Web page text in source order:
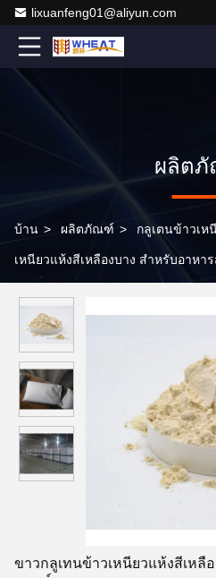
lixuanfeng01@aliyun.com
ผลิต
บ้าน > ผลิตภัณฑ์ > กลูเตนข้าวเห
เหนียวแห้งสีเหลืองบาง สําหรับอาหา
ขาวกลูเทนข้าวเหนียวแห้งสีเหลื